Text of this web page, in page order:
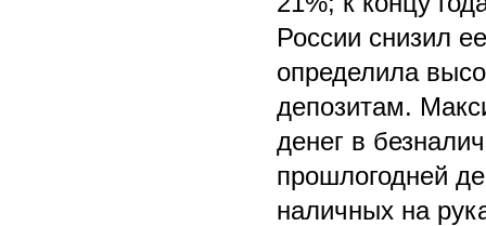
России снизил
определила
депозитам.
денег в
прошлогодней
наличных на